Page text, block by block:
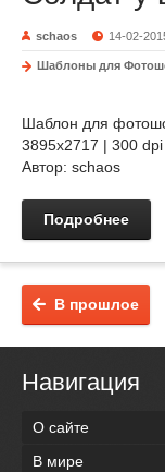
schaos 14-02-
Шаблоны для
Шаблон для
3895х2717 | 300
Автор: schaos
Подробнее
В прошлое
Навигация
О сайте
В мире